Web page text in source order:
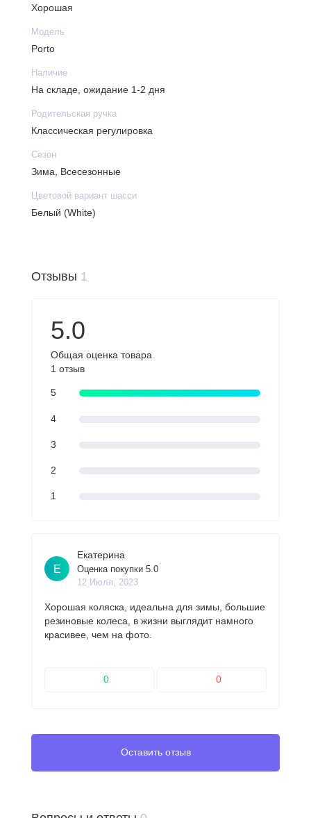
Хорошая
Модель
Porto
Наличие
На складе, ожидание 1-2 дня
Родительская ручка
Классическая регулировка
Сезон
Зима, Всесезонные
Цветовой вариант шасси
Белый (White)
Отзывы 1
5.0
Общая оценка товара
1 отзыв
5
4
3
2
1
Е
Екатерина
Оценка покупки 5.0
12 Июля, 2023
Хорошая коляска, идеальна для зимы, большие
резиновые колеса, в жизни выглядит намного
красивее, чем на фото.
0 0
Оставить отзыв